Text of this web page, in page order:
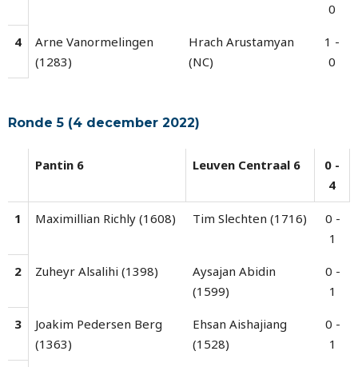
0
4
Arne Vanormelingen
(1283)
Hrach Arustamyan
(NC)
1 -
0
Ronde 5 (4 december 2022)
Pantin 6 Leuven Centraal 6
0 -
4
1 Maximillian Richly (1608) Tim Slechten (1716)
0 -
1
2 Zuheyr Alsalihi (1398)
Aysajan Abidin
(1599)
0 -
1
3
Joakim Pedersen Berg
(1363)
Ehsan Aishajiang
(1528)
0 -
1